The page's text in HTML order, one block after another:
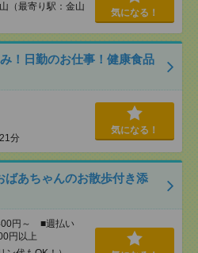
（最寄り駅：金山
気になる！
！日勤のお仕事！健康食品
分
気になる！
ばあちゃんのお散歩付き添
円～ ■週払い
円以上